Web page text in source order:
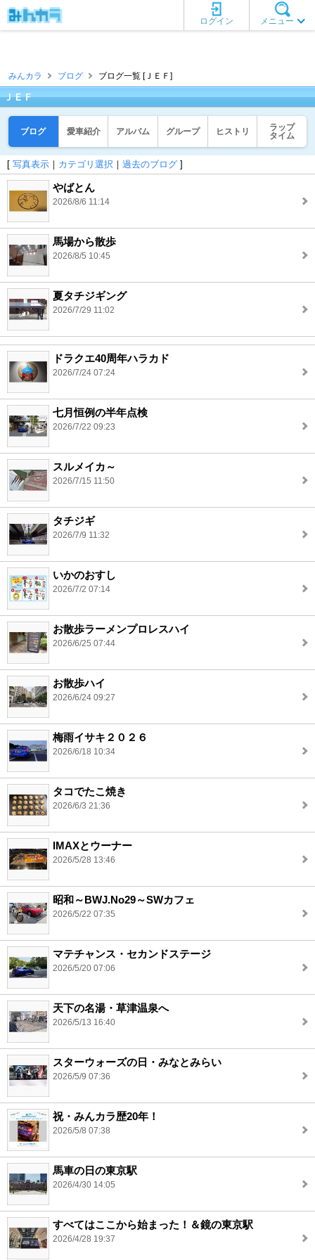
メニュー
ログイン
みんカラ ブログ ブログ一覧 [ＪＥＦ]
ＪＥＦ
ブログ 愛車紹介 アルバム グループ ヒストリ
ラップ
タイム
[ 写真表示 ｜ カテゴリ選択 ｜ 過去のブログ ]
やばとん
2026/8/6 11:14
馬場から散歩
2026/8/5 10:45
夏タチジギング
2026/7/29 11:02
ドラクエ40周年ハラカド
2026/7/24 07:24
七月恒例の半年点検
2026/7/22 09:23
スルメイカ～
2026/7/15 11:50
タチジギ
2026/7/9 11:32
いかのおすし
2026/7/2 07:14
お散歩ラーメンプロレスハイ
2026/6/25 07:44
お散歩ハイ
2026/6/24 09:27
梅雨イサキ２０２６
2026/6/18 10:34
タコでたこ焼き
2026/6/3 21:36
IMAXとウーナー
2026/5/28 13:46
昭和～BWJ.No29～SWカフェ
2026/5/22 07:35
マテチャンス・セカンドステージ
2026/5/20 07:06
天下の名湯・草津温泉へ
2026/5/13 16:40
スターウォーズの日・みなとみらい
2026/5/9 07:36
祝・みんカラ歴20年！
2026/5/8 07:38
馬車の日の東京駅
2026/4/30 14:05
すべてはここから始まった！＆鏡の東京駅
2026/4/28 19:37